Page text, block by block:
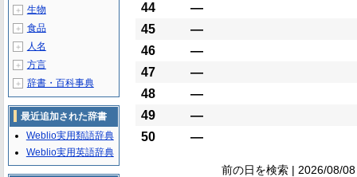
44
―
45
―
46
―
47
―
48
―
49
―
50
―
前の日を検索 | 2026/08/
＋ 生物
＋ 食品
＋ 人名
＋ 方言
＋ 辞書・百科事典
最近追加された辞書
Weblio実用類語辞典
Weblio実用英語辞典